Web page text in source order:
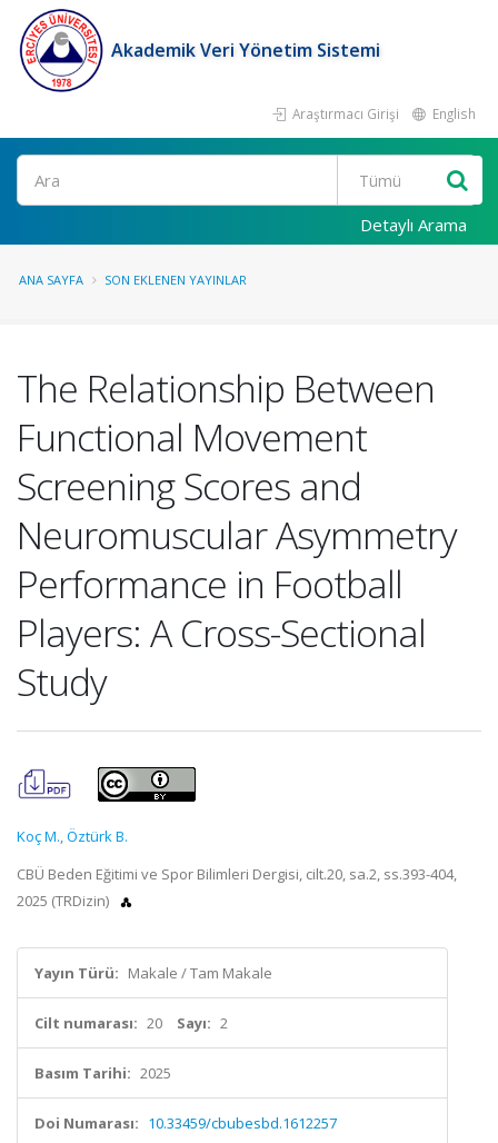
Akademik Veri Yönetim Sistemi
Araştırmacı Girişi English
Ara
Detaylı Arama
ANA SAYFA SON EKLENEN YAYINLAR
The Relationship Between
Functional Movement
Screening Scores and
Neuromuscular Asymmetry
Performance in Football
Players: A Cross-Sectional
Study
Koç M.,Öztürk B.
CBÜ Beden Eğitimi ve Spor Bilimleri Dergisi, cilt.20, sa.2, ss.393-404,
2025 (TRDizin)
Yayın Türü: Makale / Tam Makale
Cilt numarası: 20 Sayı: 2
Basım Tarihi: 2025
Doi Numarası: 10.33459/cbubesbd.1612257